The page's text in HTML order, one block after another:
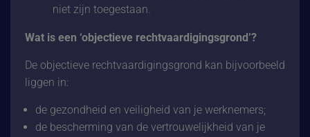
niet zijn toegestaan.
Wat is een ‘objectieve rechtvaardigingsgrond’?
De objectieve rechtvaardigingsgrond kan bijvoorbeeld
liggen in:
de gezondheid en veiligheid van je werknemers;
de bescherming van de vertrouwelijkheid van je